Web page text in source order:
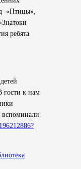
«Птицы»,
ребята
гости к нам
вспоминали